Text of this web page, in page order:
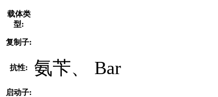
载体类
型:
复制子:
抗性: 氨苄、 Bar
启动子: